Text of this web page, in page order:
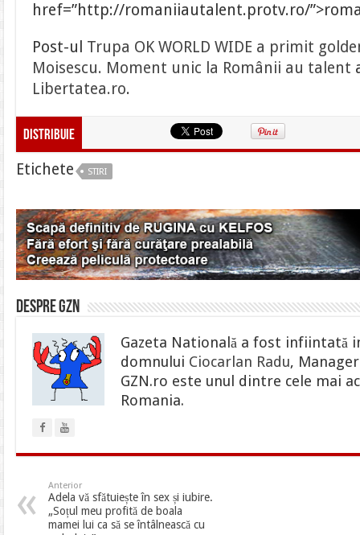
href=”http://romaniiautalent.protv.ro/
Post-ul Trupa OK WORLD WIDE a primit
Moisescu. Moment unic la Românii au talent
Libertatea.ro.
Distribuie
Etichete STIRI
Despre gzn
Gazeta Natională a fost infiintată
domnului Ciocarlan Radu,
GZN.ro este unul dintre cele mai
Romania.
Anterior
Adela vă sfătuiește în sex și iubire.
„Soțul meu profită de boala
mamei lui ca să se întâlnească cu